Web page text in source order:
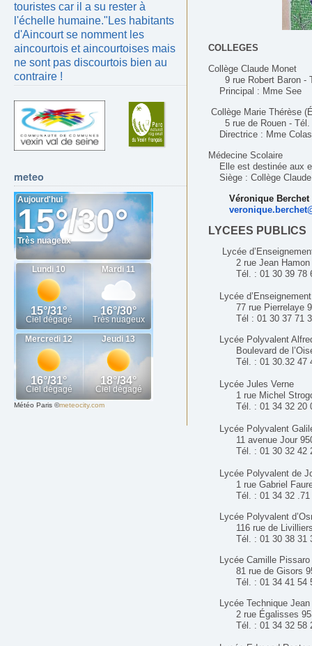
touristes car il a su rester à
l'échelle humaine."Les habitants
d'Aincourt se nomment les
aincourtois et aincourtoises mais
ne sont pas discourtois bien au
contraire !
meteo
Météo Paris ©meteocity.com
COLLEGES
Collège Claude Monet
9 rue Robert Baron -
Principal : Mme See
Collège Marie Thérèse
5 rue de Rouen - Tél.
Directrice : Mme Colas
Médecine Scolaire
Elle est destinée aux
Siège : Collège
Véronique Berchet
LYCEES PUBLICS
Lycée
2 rue Jean Hamon
Tél. : 01 30 39 78
Lycée
77 rue Pierrelaye
Tél : 01 30 37 71
Lycée Polyvalent
Boulevard de l’Oise
Tél. : 01 30.32 47
Lycée Jules Verne
1 rue Michel Strogoff
Tél. : 01 34 32 20
Lycée Polyvalent
11 avenue Jour
Tél. : 01 30 32 42
Lycée Polyvalent de
1 rue Gabriel Faure
Tél. : 01 34 32 .71
Lycée Polyvalent
116 rue de Livilliers
Tél. : 01 30 38 31
Lycée Camille Pissaro
81 rue de Gisors
Tél. : 01 34 41 54
Lycée Technique Jean
2 rue Égalisses
Tél. : 01 34 32 58